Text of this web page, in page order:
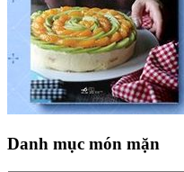
Danh mục món mặn